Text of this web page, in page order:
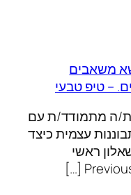
משאבים
– טיפ טבעי
ה מתמודד/ת עם
עצמית כיצד
ראשי